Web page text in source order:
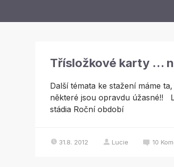
Třísložkové karty …
Další témata ke stažení máme
některé jsou opravdu úžasné!!
stádia Roční období
31.8. 2012 Lucie 10